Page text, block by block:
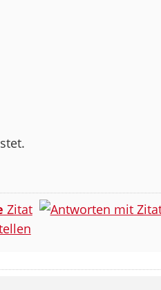
Zitat